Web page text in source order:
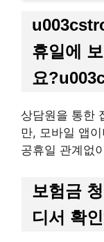
휴일에
요
상담원을 통한
만, 모바일 앱
공휴일 관계없
보험금
디서 확